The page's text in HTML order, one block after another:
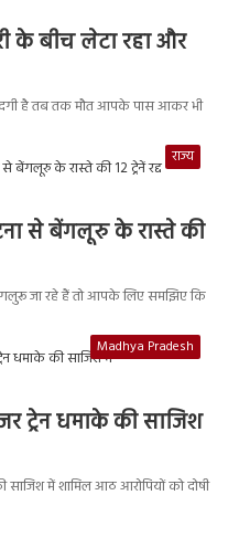
के बीच लेटा रहा और
है तब तक मौत आपके पास आकर भी
राज्य
से बेंगलूरु के रास्ते की
जा रहे हैं तो आपके लिए समझिए कि
Madhya Pradesh
ट्रेन धमाके की साजिश
में शामिल आठ आरोपियों को दोषी